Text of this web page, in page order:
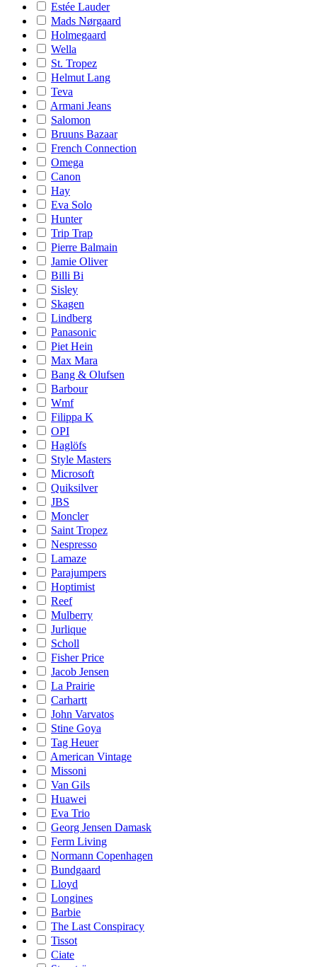
Estée Lauder
Mads Nørgaard
Holmegaard
Wella
St. Tropez
Helmut Lang
Teva
Armani Jeans
Salomon
Bruuns Bazaar
French Connection
Omega
Canon
Hay
Eva Solo
Hunter
Trip Trap
Pierre Balmain
Jamie Oliver
Billi Bi
Sisley
Skagen
Lindberg
Panasonic
Piet Hein
Max Mara
Bang & Olufsen
Barbour
Wmf
Filippa K
OPI
Haglöfs
Style Masters
Microsoft
Quiksilver
JBS
Moncler
Saint Tropez
Nespresso
Lamaze
Parajumpers
Hoptimist
Reef
Mulberry
Jurlique
Scholl
Fisher Price
Jacob Jensen
La Prairie
Carhartt
John Varvatos
Stine Goya
Tag Heuer
American Vintage
Missoni
Van Gils
Huawei
Eva Trio
Georg Jensen Damask
Ferm Living
Normann Copenhagen
Bundgaard
Lloyd
Longines
Barbie
The Last Conspiracy
Tissot
Ciate